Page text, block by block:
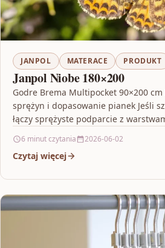
JANPOL MATERACE PRODUKT
Janpol Niobe 180×200
Godre Brema Multipocket 90×200
sprężyn i dopasowanie pianek Jeśli
łączy sprężyste podparcie z
6 minut czytania 2026-06-02
Czytaj więcej